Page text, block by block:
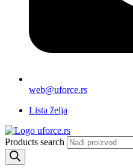
web@uforce.rs
Lista želja
Products search